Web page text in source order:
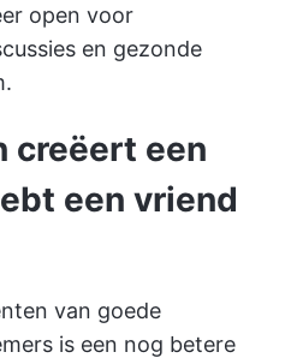
open voor
en gezonde
creëert een
een vriend
van goede
is een nog betere